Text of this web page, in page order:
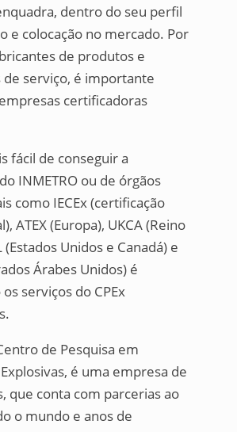
dentro do seu perfil
e colocação no mercado. Por
de produtos e
serviço, é importante
certificadoras
fácil de conseguir a
INMETRO ou de órgãos
como IECEx (certificação
ATEX (Europa), UKCA (Reino
(Estados Unidos e Canadá) e
Árabes Unidos) é
serviços do CPEx
de Pesquisa em
é uma empresa de
que conta com parcerias ao
o mundo e anos de